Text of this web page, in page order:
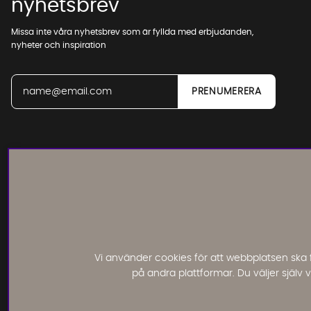
Vi använder cookies för att webbplatsen
på andra plattformar. Du väljer själv
nyhetsbrev
Missa inte våra nyhetsbrev som är fyllda med erbjudanden,
nyheter och inspiration